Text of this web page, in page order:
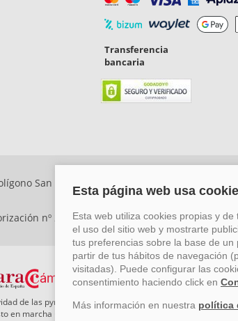
Transferencia
bancaria
San Rafael, Málaga. CP: 29006) Tel: +34 917
nº 29780-2
de las pymes mediante el impulso de la innovación, el
en marcha un Plan de Acción durante el año 2026 para